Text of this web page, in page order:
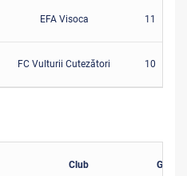
EFA Visoca 11
FC Vulturii Cutezători 10
Club Goluri